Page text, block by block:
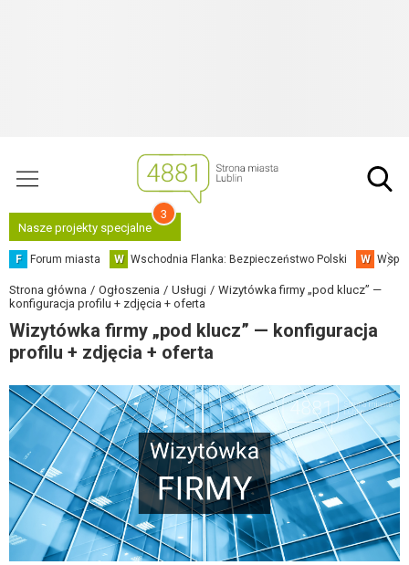
Nasze projekty specjalne
3
F Forum miasta W Wschodnia Flanka: Bezpieczeństwo Polski W
Strona główna Ogłoszenia Usługi
Wizytówka firmy „pod klucz” —
konfiguracja profilu + zdjęcia + oferta
Wizytówka firmy „pod klucz” — konfiguracja
profilu + zdjęcia + oferta